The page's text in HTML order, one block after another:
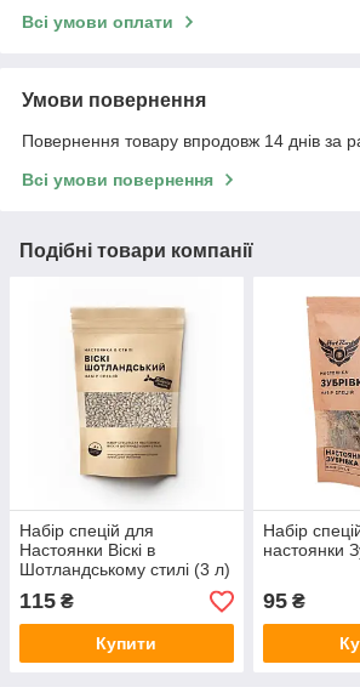
Всі умови оплати
Умови повернення
Повернення товару впродовж 14 днів за
Всі умови повернення
Подібні товари компанії
Набір спецій для
Настоянки Віскі в
Шотландському стилі (3 л)
115 ₴
Купити
Набір
настоянки
95₴